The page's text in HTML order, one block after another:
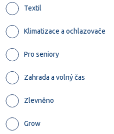
Textil
Klimatizace a ochlazovače
Pro seniory
Zahrada a volný čas
Zlevněno
Grow